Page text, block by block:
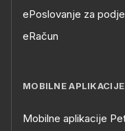
ePoslovanje za
eRačun
MOBILNE
Mobilne aplikacije